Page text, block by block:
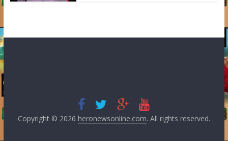
Copyright © 2026 heronewsonline.com. All rights reserved.